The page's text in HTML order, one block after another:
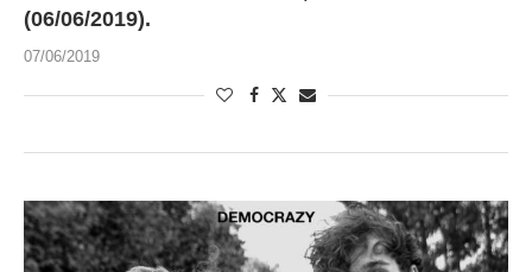
(06/06/2019).
07/06/2019